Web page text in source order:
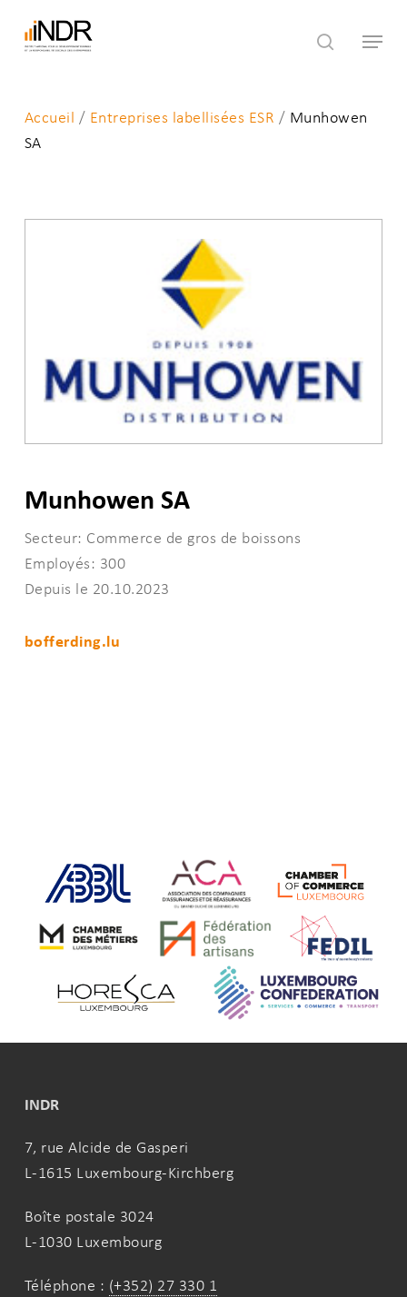
search
Menu
Accueil / Entreprises labellisées ESR / Munhowen
SA
Munhowen SA
Secteur: Commerce de gros de boissons
Employés: 300
Depuis le 20.10.2023
bofferding.lu
INDR
7, rue Alcide de Gasperi
L-1615 Luxembourg-Kirchberg
Boîte postale 3024
L-1030 Luxembourg
Téléphone : (+352) 27 330 1